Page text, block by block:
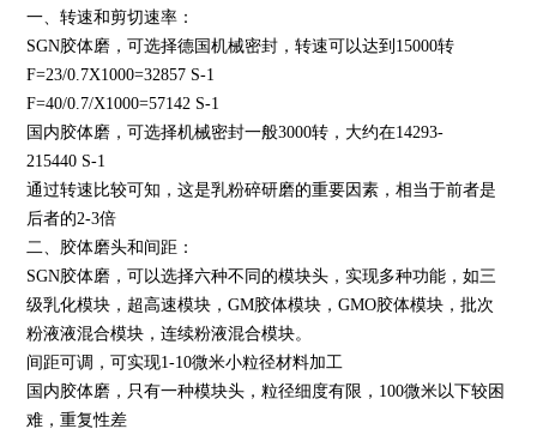
一、转速和剪切速率：
SGN胶体磨，可选择德国机械密封，转速可以达到15000转
F=23/0.7X1000=32857 S-1
F=40/0.7/X1000=57142 S-1
国内胶体磨，可选择机械密封一般3000转，大约在14293-
215440 S-1
通过转速比较可知，这是乳粉碎研磨的重要因素，相当于前者是
后者的2-3倍
二、胶体磨头和间距：
SGN胶体磨，可以选择六种不同的模块头，实现多种功能，如三
级乳化模块，超高速模块，GM胶体模块，GMO胶体模块，批次
粉液液混合模块，连续粉液混合模块。
间距可调，可实现1-10微米小粒径材料加工
国内胶体磨，只有一种模块头，粒径细度有限，100微米以下较困
难，重复性差